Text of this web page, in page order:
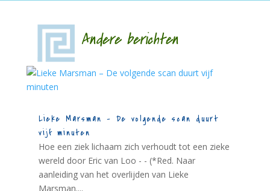
Andere berichten
Lieke Marsman – De volgende scan duurt
vijf minuten
Hoe een ziek lichaam zich verhoudt tot een zieke
wereld door Eric van Loo - - (*Red. Naar
aanleiding van het overlijden van Lieke
Marsman....